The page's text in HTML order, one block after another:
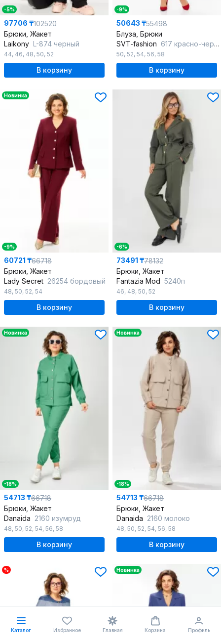
-5%
97706 ₸102520
Брюки, Жакет
Laikony L-874 черный
44, 46, 48, 50, 52
В корзину
-9%
50643 ₸55498
Блуза, Брюки
SVT-fashion 617 красно-черный
50, 52, 54, 56, 58
В корзину
Новинка
-9%
60721 ₸66718
Брюки, Жакет
Lady Secret 26254 бордовый
48, 50, 52, 54
В корзину
-6%
73491 ₸78132
Брюки, Жакет
Fantazia Mod 5240п
46, 48, 50, 52
В корзину
Новинка
-18%
54713 ₸66718
Брюки, Жакет
Danaida 2160 изумруд
48, 50, 52, 54, 56, 58
В корзину
Новинка
-18%
54713 ₸66718
Брюки, Жакет
Danaida 2160 молоко
48, 50, 52, 54, 56, 58
В корзину
% Новинка
Каталог Избранное Главная Корзина Профиль